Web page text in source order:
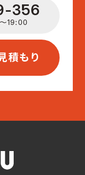
356
19:00
積もり